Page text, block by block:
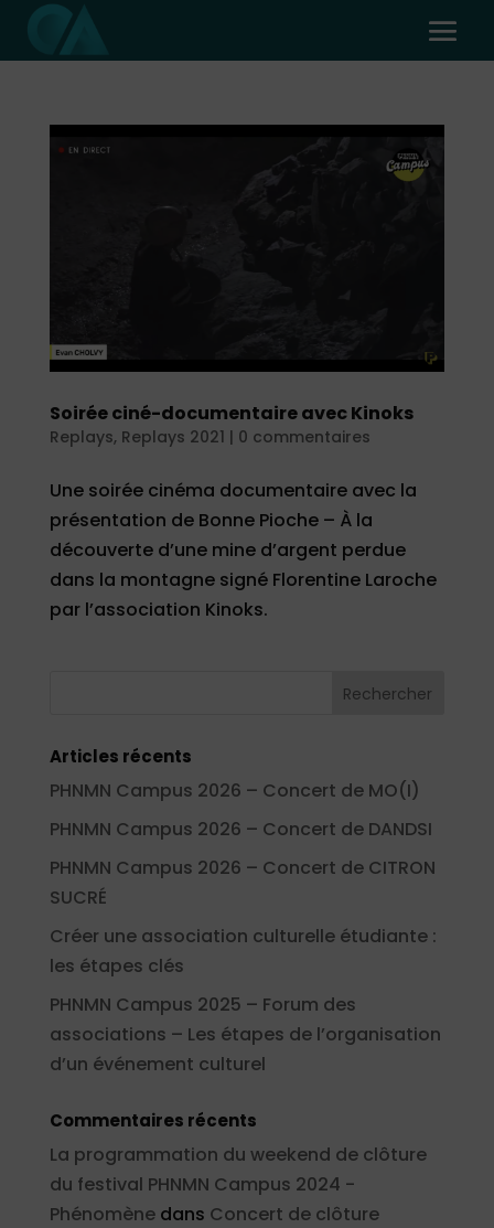
Soirée ciné-documentaire avec Kinoks
Replays, Replays 2021 | 0 commentaires
Une soirée cinéma documentaire avec la
présentation de Bonne Pioche – À la
découverte d’une mine d’argent perdue
dans la montagne signé Florentine Laroche
par l’association Kinoks.
Articles récents
PHNMN Campus 2026 – Concert de MO(I)
PHNMN Campus 2026 – Concert de DANDSI
PHNMN Campus 2026 – Concert de CITRON
SUCRÉ
Créer une association culturelle étudiante :
les étapes clés
PHNMN Campus 2025 – Forum des
associations – Les étapes de l’organisation
d’un événement culturel
Commentaires récents
La programmation du weekend de clôture
du festival PHNMN Campus 2024 -
Phénomènedans Concert de clôture